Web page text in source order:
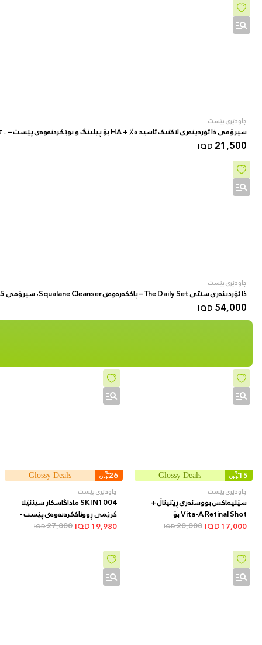
چاودێری پێست
سیرۆمی ذا ئۆردینەری لاکتیک ئاسید ٥٪ + HA بۆ پیلینگ و نوێکردنەوەی پێست – ٣٠ مل
21,500
IQD
چاودێری پێست
ذا ئۆردینەری سێتی The Daily Set – پاککەرەوەی Squalane Cleanser، سیرۆمی Hyaluronic Acid 2% + B5، و کریمی Natural Moisturizing Factors + HA – ٣ پارچە
54,000
IQD
15
%
OFF
Glossy Deals
چاودێری پێست
سێلیماکس بووستەری ڕێتیناڵ +
Vita-A Retinal Shot بۆ
سافکردنی پێست و کەمکردنەوەی
17,000
20,000
IQD
26
%
OFF
Glossy Deals
چاودێری پێست
SKIN1004 ماداگاسکار سێنتێلا
کرێمی ڕووناککردنەوەی پێست -
پێست نەمدار و ئارام دەکاتەوە و
پێست و کەمکردنەوەی لکە و
تۆخییەکانی پێست، 75 مل
19,980
27,000
IQD